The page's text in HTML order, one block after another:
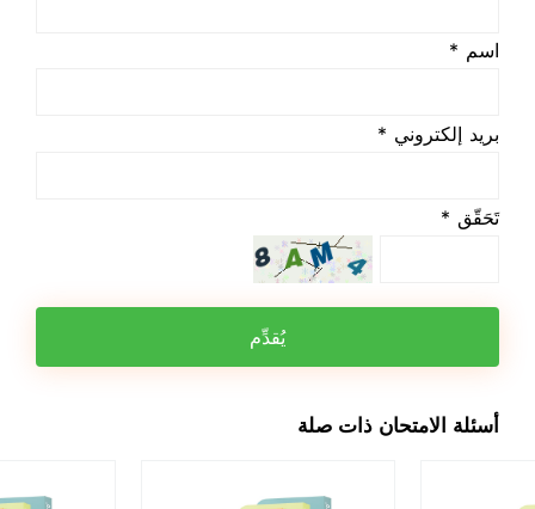
اسم *
بريد إلكتروني *
تَحَقّق *
يُقدِّم
أسئلة الامتحان ذات صلة